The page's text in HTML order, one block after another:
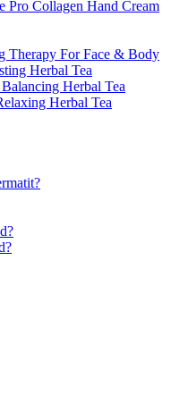
Pro Collagen Hand Cream
Therapy For Face & Body
Herbal Tea
Herbal Tea
Herbal Tea